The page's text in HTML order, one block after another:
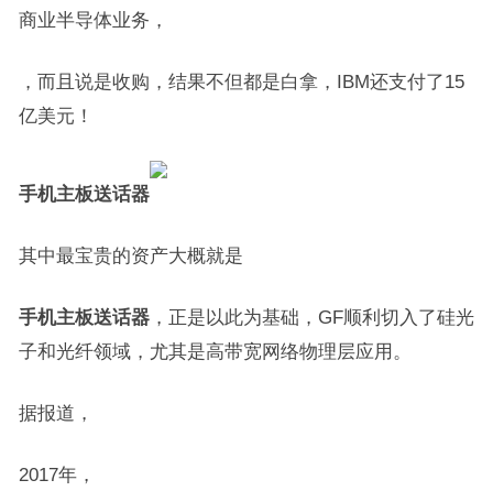
商业半导体业务，
，而且说是收购，结果不但都是白拿，IBM还支付了15
亿美元！
手机主板送话器
其中最宝贵的资产大概就是
手机主板送话器，正是以此为基础，GF顺利切入了硅光
子和光纤领域，尤其是高带宽网络物理层应用。
据报道，
2017年，